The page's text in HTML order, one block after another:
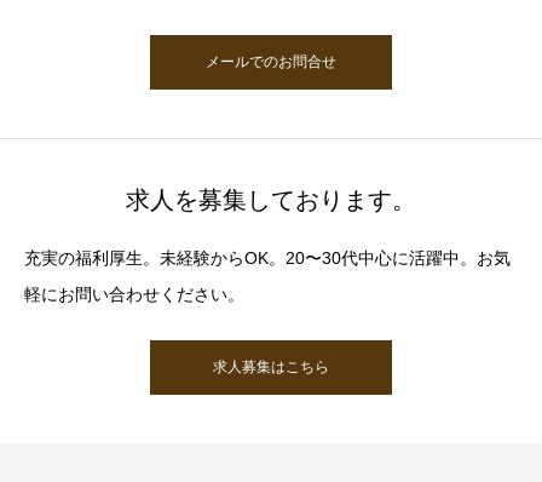
メールでのお問合せ
求人を募集しております。
充実の福利厚生。未経験からOK。20〜30代中心に活躍中。お気
軽にお問い合わせください。
求人募集はこちら